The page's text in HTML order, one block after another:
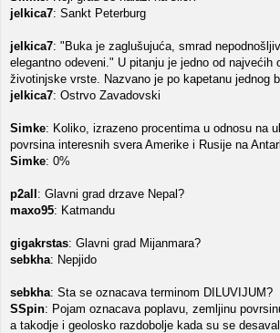
jelkica7: Sankt Peterburg
jelkica7: "Buka je zaglušujuća, smrad
elegantno odeveni." U pitanju je jedno od najvećih
životinjske vrste. Nazvano je po kapetanu jednog
jelkica7: Ostrvo Zavadovski
Simke: Koliko, izrazeno procentima u odnosu na
povrsina interesnih svera Amerike i Rusije na
Simke: 0%
p2all : Glavni grad drzave Nepal?
maxo95: Katmandu
gigakrstas: Glavni grad Mijanmara?
sebkha: Nepjido
sebkha: Sta se oznacava terminom DILUVIJUM?
SSpin: Pojam oznacava poplavu, zemljinu
a takodje i geolosko razdobolje kada su se